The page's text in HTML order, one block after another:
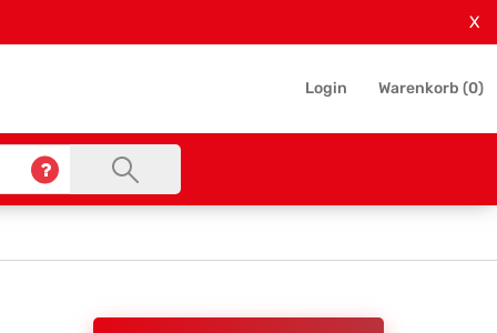
X
Login Warenkorb (0)